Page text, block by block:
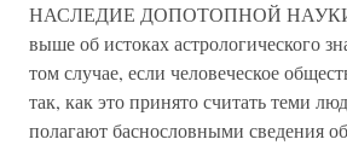
НАСЛЕДИЕ ДОПОТОПНОЙ НАУКИ
выше об истоках астрологического
том случае, если человеческое
так, как это принято считать теми
полагают баснословными сведения